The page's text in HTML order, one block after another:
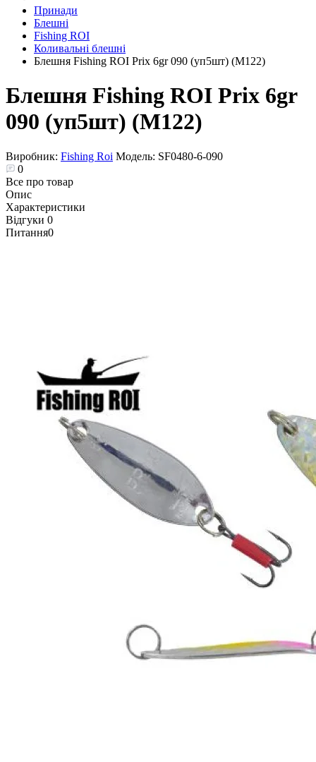
Принади
Блешні
Fishing ROI
Коливальні блешні
Блешня Fishing ROI Prix 6gr 090 (уп5шт) (M122)
Блешня Fishing ROI Prix 6gr
090 (уп5шт) (M122)
Виробник: Fishing Roi Модель: SF0480-6-090
0
Все про товар
Опис
Характеристики
Відгуки 0
Питання0